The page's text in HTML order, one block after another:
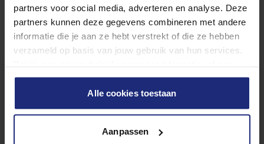
partners voor social media, adverteren en analyse. Deze
partners kunnen deze gegevens combineren met andere
informatie die je aan ze hebt verstrekt of die ze hebben
verzameld op basis van jouw gebruik van hun services.
cookiebeleid om je cookievoorkeuren aan te passen.
Alle cookies toestaan
Aanpassen